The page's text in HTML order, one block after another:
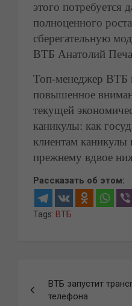
этого
полноценного
сберегательную
ВТБ Анатолий
Топ-менеджер ВТБ
повышенное
текущей
каникулы: как
клиентам
прежнему вдвое
Рассказать об этом:
Tags: ВТБ
по
ВТБ запустит
телефона